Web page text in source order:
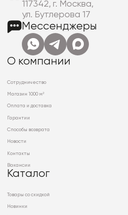
117342, г. Москва,
ул. Бутлерова 17
Мессенджеры
О компании
Сотрудничество
Магазин 1000 м²
Оплата и доставка
Гарантии
Способы возврата
Новости
Контакты
Вакансии
Каталог
Товары со скидкой
Новинки